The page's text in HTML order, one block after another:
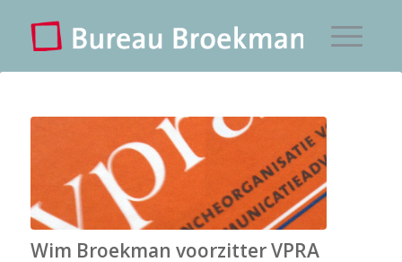
Wim Broekman voorzitter VPRA